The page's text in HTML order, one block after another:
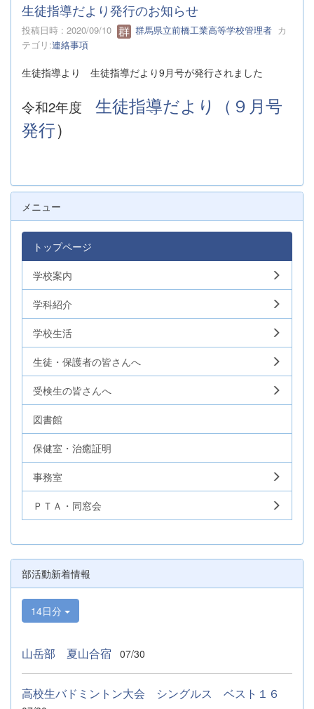
生徒指導だより発行のお知らせ
投稿日時 : 2020/09/10 群馬県立前橋工業高等学校管理者 カ
テゴリ:連絡事項
生徒指導より 生徒指導だより9月号が発行されました
令和2年度 生徒指導だより（９月号
発行）
メニュー
トップページ
学校案内
学科紹介
学校生活
生徒・保護者の皆さんへ
受検生の皆さんへ
図書館
保健室・治癒証明
事務室
ＰＴＡ・同窓会
部活動新着情報
14日分
山岳部 夏山合宿 07/30
高校生バドミントン大会 シングルス ベスト１６